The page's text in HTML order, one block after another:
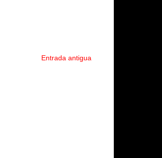
Entrada antigua